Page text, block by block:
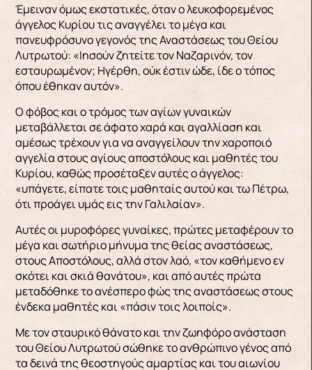
Έμειναν όμως εκστατικές, όταν ο λευκοφορεμένος
άγγελος Κυρίου τις αναγγέλει το μέγα και
πανευφρόσυνο γεγονός της Αναστάσεως του Θείου
Λυτρωτού: «Ιησούν ζητείτε τον Ναζαρινόν, τον
εσταυρωμένον; Ηγέρθη, ούκ έστιν ώδε, ίδε ο τόπος
όπου έθηκαν αυτόν».
Ο φόβος και ο τρόμος των αγίων γυναικών
μεταβάλλεται σε άφατο χαρά και αγαλλίαση και
αμέσως τρέχουν για να αναγγείλουν την χαροποιό
αγγελία στους αγίους αποστόλους και μαθητές του
Κυρίου, καθώς προσέταξεν αυτές ο άγγελος:
«υπάγετε, είπατε τοις μαθηταίς αυτού και τω Πέτρω,
ότι προάγει υμάς εις την Γαλιλαίαν».
Αυτές οι μυροφόρες γυναίκες, πρώτες μεταφέρουν το
μέγα και σωτήριο μήνυμα της θείας αναστάσεως,
στους Αποστόλους, αλλά στον λαό, «τον καθήμενο εν
σκότει και σκιά θανάτου», και από αυτές πρώτα
μεταδόθηκε το ανέσπερο φώς της αναστάσεως στους
ένδεκα μαθητές και «πάσιν τοις λοιποίς».
Με τον σταυρικό θάνατο και την ζωηφόρο ανάσταση
του Θείου Λυτρωτού σώθηκε το ανθρώπινο γένος από
τα δεινά της θεοστηγούς αμαρτίας και του αιωνίου